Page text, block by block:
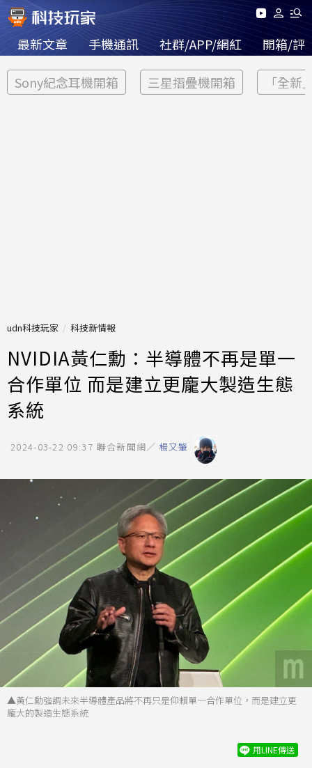
最新文章 手機通訊 社群/APP/網紅 開箱/評
Sony紀念耳機開箱 三星摺疊機開箱 「全新
udn科技玩家 科技新情報
NVIDIA黃仁勳：半導體不再是單一
合作單位 而是建立更龐大製造生態
系統
2024-03-22 09:37 聯合新聞網／ 楊又肇
▲黃仁勳強調未來半導體產品將不再只是仰賴單一合作單位，而是建立更
龐大的製造生態系統
用LINE傳送